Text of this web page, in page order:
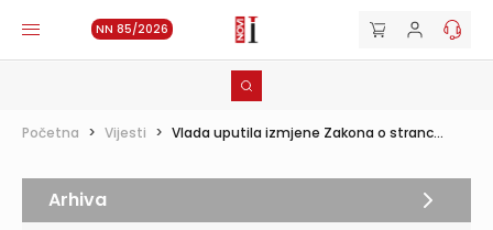
NN 85/2026
Početna > Vijesti > Vlada uputila izmjene Zakona o stranc...
Arhiva